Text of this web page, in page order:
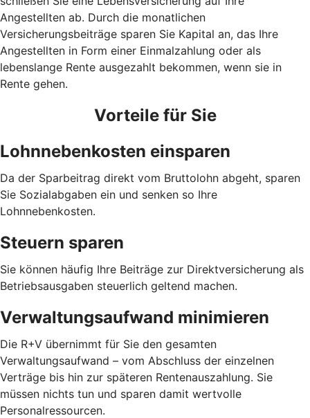
Angestellten ab. Durch die monatlichen
Versicherungsbeiträge sparen Sie Kapital an, das Ihre
Angestellten in Form einer Einmalzahlung oder als
lebenslange Rente ausgezahlt bekommen, wenn sie in
Rente gehen.
Vorteile für Sie
Lohnnebenkosten einsparen
Da der Sparbeitrag direkt vom Bruttolohn abgeht, sparen
Sie Sozialabgaben ein und senken so Ihre
Lohnnebenkosten.
Steuern sparen
Sie können häufig Ihre Beiträge zur Direktversicherung als
Betriebsausgaben steuerlich geltend machen.
Verwaltungsaufwand minimieren
Die R+V übernimmt für Sie den gesamten
Verwaltungsaufwand – vom Abschluss der einzelnen
Verträge bis hin zur späteren Rentenauszahlung. Sie
müssen nichts tun und sparen damit wertvolle
Personalressourcen.